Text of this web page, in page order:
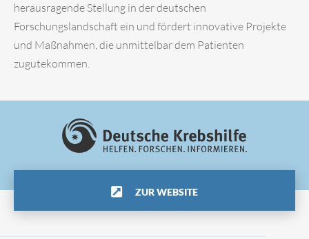
herausragende Stellung in der deutschen
Forschungslandschaft ein und fördert innovative Projekte
und Maßnahmen, die unmittelbar dem Patienten
zugutekommen.
ZUR WEBSITE